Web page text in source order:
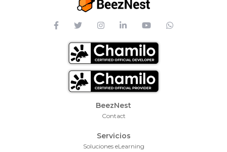
Footer Menu
BeezNest
Contact
Servicios
Soluciones eLearning